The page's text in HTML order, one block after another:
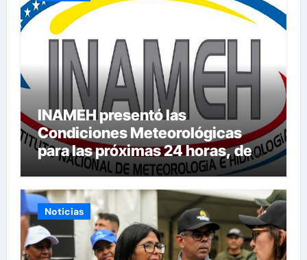
INAMEH presentó las
Condiciones Meteorológicas
para las próximas 24 horas, de
este jueves 6 de agosto 2026
Noticias